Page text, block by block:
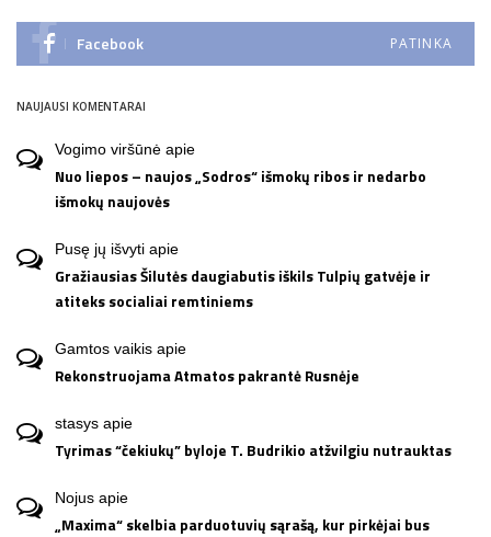
Facebook PATINKA
NAUJAUSI KOMENTARAI
Vogimo viršūnė apie
Nuo liepos – naujos „Sodros“ išmokų ribos ir nedarbo
išmokų naujovės
Pusę jų išvyti apie
Gražiausias Šilutės daugiabutis iškils Tulpių gatvėje ir
atiteks socialiai remtiniems
Gamtos vaikis apie
Rekonstruojama Atmatos pakrantė Rusnėje
stasys apie
Tyrimas “čekiukų” byloje T. Budrikio atžvilgiu nutrauktas
Nojus apie
„Maxima“ skelbia parduotuvių sąrašą, kur pirkėjai bus